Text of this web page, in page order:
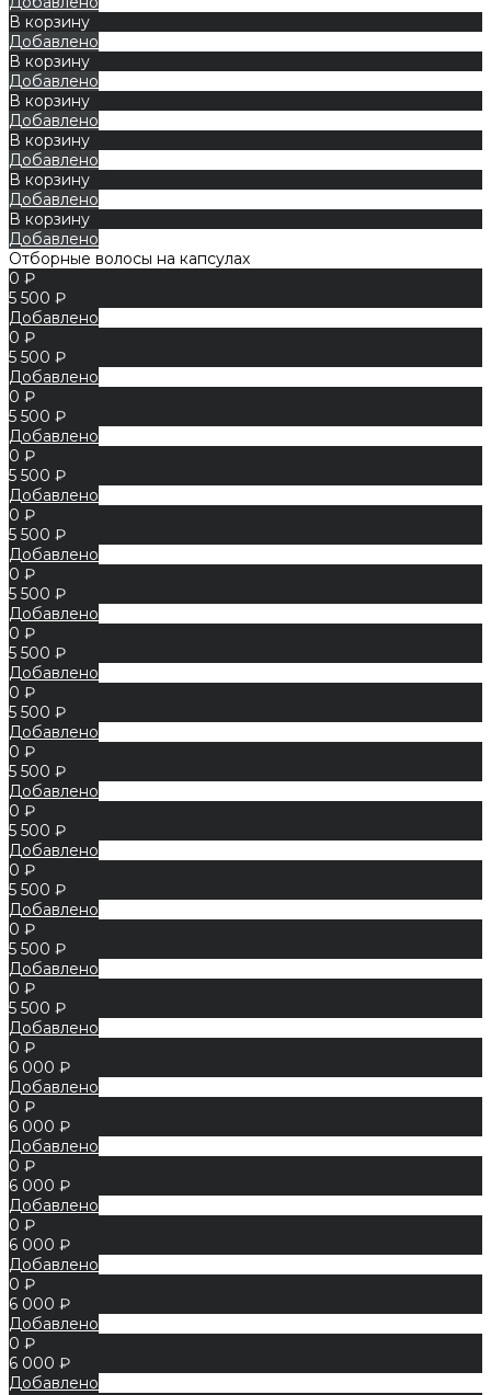
В корзину
Добавлено
В корзину
Добавлено
В корзину
Добавлено
В корзину
Добавлено
В корзину
Добавлено
В корзину
Добавлено
Отборные волосы на капсулах
0 ₽
5 500 ₽
Добавлено
0 ₽
5 500 ₽
Добавлено
0 ₽
5 500 ₽
Добавлено
0 ₽
5 500 ₽
Добавлено
0 ₽
5 500 ₽
Добавлено
0 ₽
5 500 ₽
Добавлено
0 ₽
5 500 ₽
Добавлено
0 ₽
5 500 ₽
Добавлено
0 ₽
5 500 ₽
Добавлено
0 ₽
5 500 ₽
Добавлено
0 ₽
5 500 ₽
Добавлено
0 ₽
5 500 ₽
Добавлено
0 ₽
5 500 ₽
Добавлено
0 ₽
6 000 ₽
Добавлено
0 ₽
6 000 ₽
Добавлено
0 ₽
6 000 ₽
Добавлено
0 ₽
6 000 ₽
Добавлено
0 ₽
6 000 ₽
Добавлено
0 ₽
6 000 ₽
Добавлено